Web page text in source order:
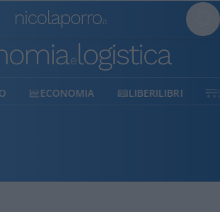
LIBERILIBRI SHOP